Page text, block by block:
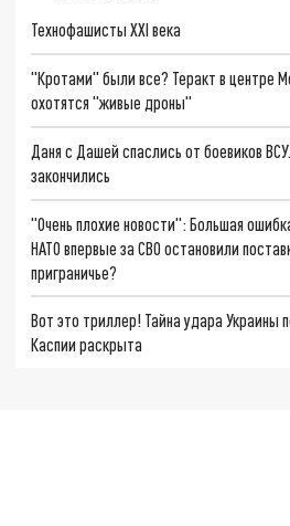
Технофашисты XXI века
"Кротами" были все? Теракт в центре
охотятся "живые дроны"
Даня с Дашей спаслись от боевиков
закончились
"Очень плохие новости": Большая
НАТО впервые за СВО остановили
приграничье?
Вот это триллер! Тайна удара Украины
Каспии раскрыта